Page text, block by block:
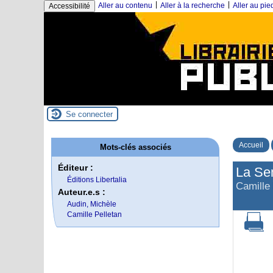
Accessibilité Aller au contenu Aller à la recherche Aller au
Se connecter
Accueil
La
Camille
Mots-clés associés
Éditeur :
Éditions Libertalia
Auteur.e.s :
Audin, Michèle
Camille Pelletan